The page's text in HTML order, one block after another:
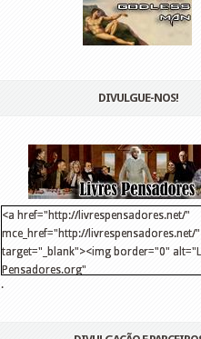
DIVULGUE-NOS!
<a href="http://livrespensadores.net/"
mce_href="http://livrespensadores.net/"
target="_blank"><img border="0"
Pensadores.org"
src="http://lh6.ggpht.com/
.